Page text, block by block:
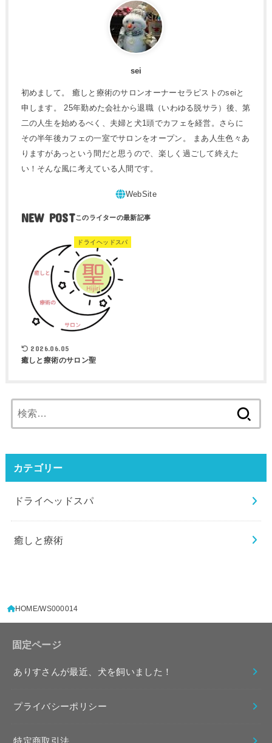
sei
初めまして。 癒しと療術のサロンオーナーセラピストのseiと
申します。 25年勤めた会社から退職（いわゆる脱サラ）後、第
二の人生を始めるべく、夫婦と犬1頭でカフェを経営。さらに
その半年後カフェの一室でサロンをオープン。 まあ人生色々あ
りますがあっという間だと思うので、楽しく過ごして終えた
い！そんな風に考えている人間です。
NEW POST
ドライヘッドスパ
2026.06.05
癒しと療術のサロン聖
索:
カテゴリー
ドライヘッドスパ
癒しと療術
HOME WS000014
固定ページ
ありすさんが最近、犬を飼いました！
プライバシーポリシー